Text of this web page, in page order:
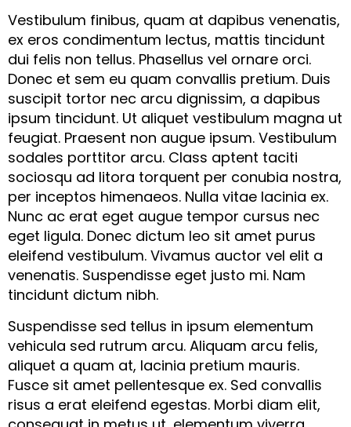
Vestibulum finibus, quam at dapibus venenatis,
ex eros condimentum lectus, mattis tincidunt
dui felis non tellus. Phasellus vel ornare orci.
Donec et sem eu quam convallis pretium. Duis
suscipit tortor nec arcu dignissim, a dapibus
ipsum tincidunt. Ut aliquet vestibulum magna ut
feugiat. Praesent non augue ipsum. Vestibulum
sodales porttitor arcu. Class aptent taciti
sociosqu ad litora torquent per conubia nostra,
per inceptos himenaeos. Nulla vitae lacinia ex.
Nunc ac erat eget augue tempor cursus nec
eget ligula. Donec dictum leo sit amet purus
eleifend vestibulum. Vivamus auctor vel elit a
venenatis. Suspendisse eget justo mi. Nam
tincidunt dictum nibh.
Suspendisse sed tellus in ipsum elementum
vehicula sed rutrum arcu. Aliquam arcu felis,
aliquet a quam at, lacinia pretium mauris.
Fusce sit amet pellentesque ex. Sed convallis
risus a erat eleifend egestas. Morbi diam elit,